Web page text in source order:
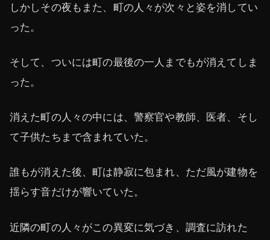
しかしその夜もまた、町の人々が次々と姿を消してい
った。
そして、ついには町の最後の一人までもが消えてしま
った。
消えた町の人々の中には、警察官や教師、医者、そし
て子供たちまで含まれていた。
誰もが消えた後、町は静寂に包まれ、ただ風が建物を
揺らす音だけが響いていた。
近隣の町の人々がこの異変に気づき、調査に訪れた